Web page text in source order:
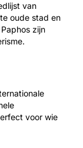
van
oude stad en
zijn
voor wie